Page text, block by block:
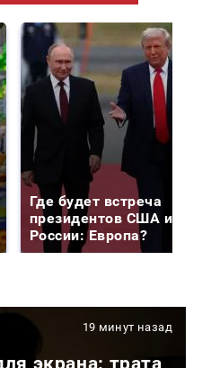
Где будет встреча
президентов США и
России: Европа?
19 минут назад